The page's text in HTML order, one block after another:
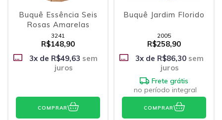
Buquê Essência Seis
Rosas Amarelas
3241
R$148,90
3x de R$49,63 sem
juros
COMPRAR
Buquê Jardim Florido
2005
R$258,90
3x de R$86,30 sem
juros
Frete grátis
no período integral
COMPRAR